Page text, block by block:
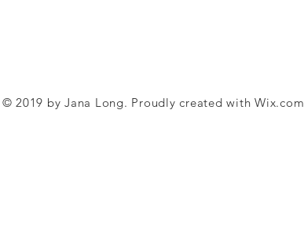
© 2019 by Jana Long. Proudly created withWix.com